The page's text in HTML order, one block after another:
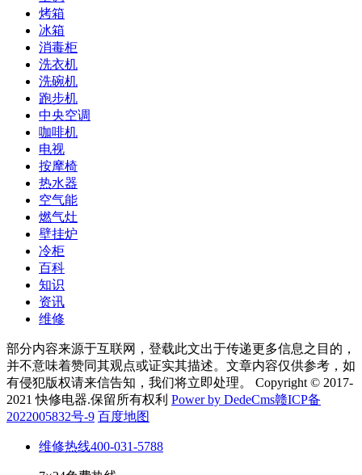
烤箱
冰箱
消毒柜
洗衣机
洗碗机
跑步机
中央空调
咖啡机
电视
按摩椅
热水器
空气能
燃气灶
壁挂炉
冷柜
百科
知识
资讯
维修
部分内容来源于互联网，登载此文出于传递更多信息之目的，
并不意味着赞同其观点或证实其描述。文章内容仅供参考，如
有侵犯版权请来信告知，我们将立即处理。 Copyright © 2017-
2021 快修电器.保留所有权利 Power by DedeCms赣ICP备
2022005832号-9 百度地图
维修热线400-031-5788